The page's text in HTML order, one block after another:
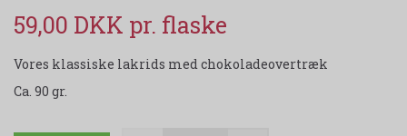
59,00 DKK
Vores klassiske lakrids med chokoladeovertræk
Ca. 90 gr.